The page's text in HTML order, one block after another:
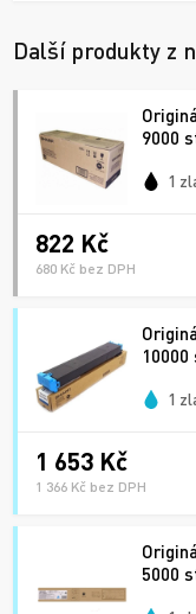
Další produkty z
9000
1
822 Kč
680 Kč bez DPH
1
1 653 Kč
1 366 Kč bez DPH
5000